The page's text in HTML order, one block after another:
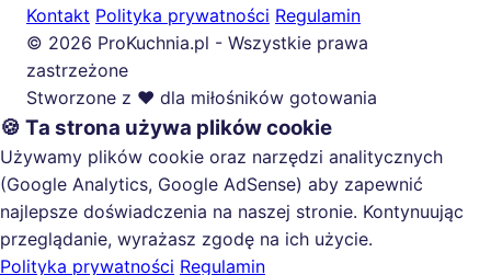
Kontakt Polityka prywatności Regulamin
© 2026 ProKuchnia.pl - Wszystkie prawa
zastrzeżone
Stworzone z ❤️ dla miłośników gotowania
🍪 Ta strona używa plików cookie
Używamy plików cookie oraz narzędzi analitycznych
(Google Analytics, Google AdSense) aby zapewnić
najlepsze doświadczenia na naszej stronie. Kontynuując
przeglądanie, wyrażasz zgodę na ich użycie.
Polityka prywatności Regulamin